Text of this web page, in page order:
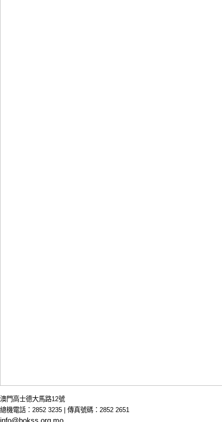
澳門高士德大馬路12號
總機電話：2852 3235 | 傳真號碼：2852 2651
info@bokss.org.mo